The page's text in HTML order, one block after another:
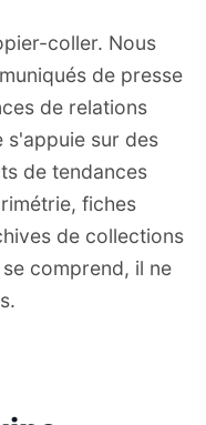
coller. Nous
de presse
de relations
s'appuie sur des
de tendances
fiches
de collections
comprend, il ne